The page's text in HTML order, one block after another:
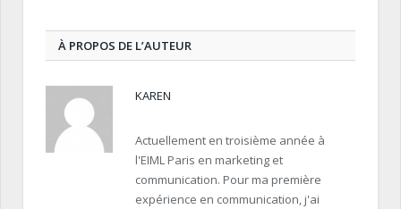
À PROPOS DE L’AUTEUR
KAREN
Actuellement en troisième année à
l'EIML Paris en marketing et
communication. Pour ma première
expérience en communication, j'ai